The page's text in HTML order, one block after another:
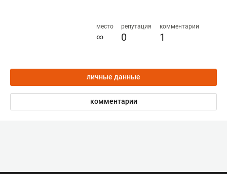
место
∞
репутация
0
комментарии
1
личные данные
комментарии